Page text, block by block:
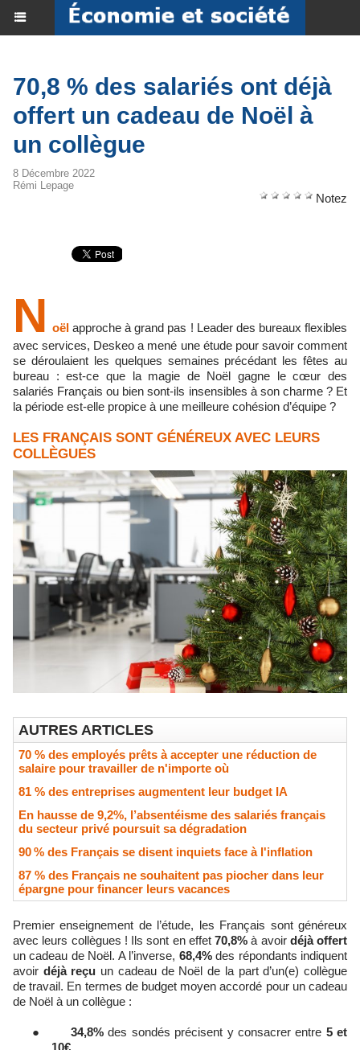
70,8 % des salariés ont déjà
offert un cadeau de Noël à
un collègue
8 Décembre 2022
Rémi Lepage
Notez
N oëlapproche à grand pas ! Leader des bureaux flexibles
avec services, Deskeo a mené une étude pour savoir comment
se déroulaient les quelques semaines précédant les fêtes au
bureau : est-ce que la magie de Noël gagne le cœur des
salariés Français ou bien sont-ils insensibles à son charme ? Et
la période est-elle propice à une meilleure cohésion d’équipe ?
LES FRANÇAIS SONT GÉNÉREUX AVEC LEURS
COLLÈGUES
AUTRES ARTICLES
70 % des employés prêts à accepter une réduction de
salaire pour travailler de n'importe où
81 % des entreprises augmentent leur budget IA
En hausse de 9,2%, l’absentéisme des salariés français
du secteur privé poursuit sa dégradation
90 % des Français se disent inquiets face à l'inflation
87 % des Français ne souhaitent pas piocher dans leur
épargne pour financer leurs vacances
Premier enseignement de l’étude, les Français sont généreux
avec leurs collègues ! Ils sont en effet 70,8% à avoir déjà offert
un cadeau de Noël. A l’inverse, 68,4%des répondants indiquent
avoir déjà reçu un cadeau de Noël de la part d’un(e) collègue
de travail. En termes de budget moyen accordé pour un cadeau
de Noël à un collègue :
● 34,8% des sondés précisent y consacrer entre 5 et